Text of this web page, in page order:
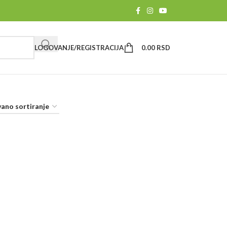
LOGOVANJE/REGISTRACIJA 0.00 RSD